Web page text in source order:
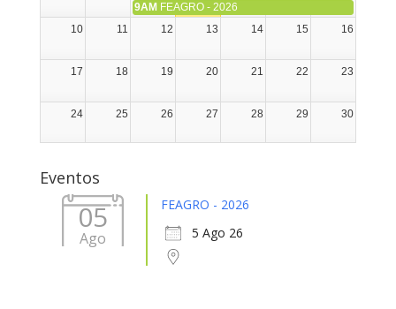
9AM FEAGRO - 2026
10
11 12 13 14 15 16
17 18 19 20 21 22 23
24 25 26 27 28 29 30
Eventos
05
Ago
FEAGRO - 2026
5 Ago 26